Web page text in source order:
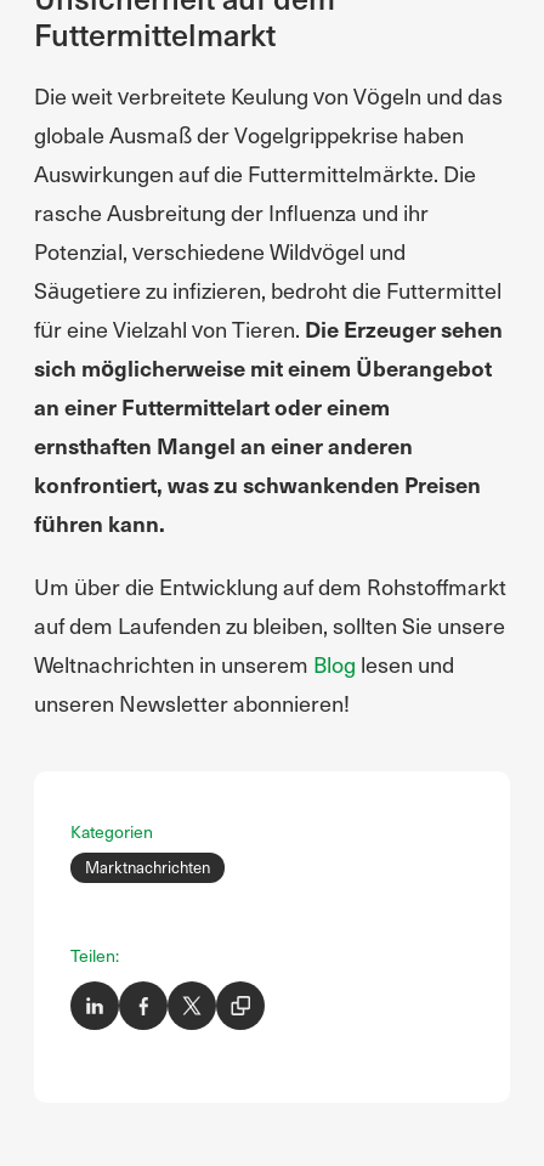
Futtermittelmarkt
Die weit verbreitete Keulung von Vögeln und das
globale Ausmaß der Vogelgrippekrise haben
Auswirkungen auf die Futtermittelmärkte. Die
rasche Ausbreitung der Influenza und ihr
Potenzial, verschiedene Wildvögel und
Säugetiere zu infizieren, bedroht die Futtermittel
für eine Vielzahl von Tieren. Die Erzeuger sehen
sich möglicherweise mit einem Überangebot
an einer Futtermittelart oder einem
ernsthaften Mangel an einer anderen
konfrontiert, was zu schwankenden Preisen
führen kann.
Um über die Entwicklung auf dem Rohstoffmarkt
auf dem Laufenden zu bleiben, sollten Sie unsere
Weltnachrichten in unserem Blog lesen und
unseren Newsletter abonnieren!
Kategorien
Marktnachrichten
Teilen: